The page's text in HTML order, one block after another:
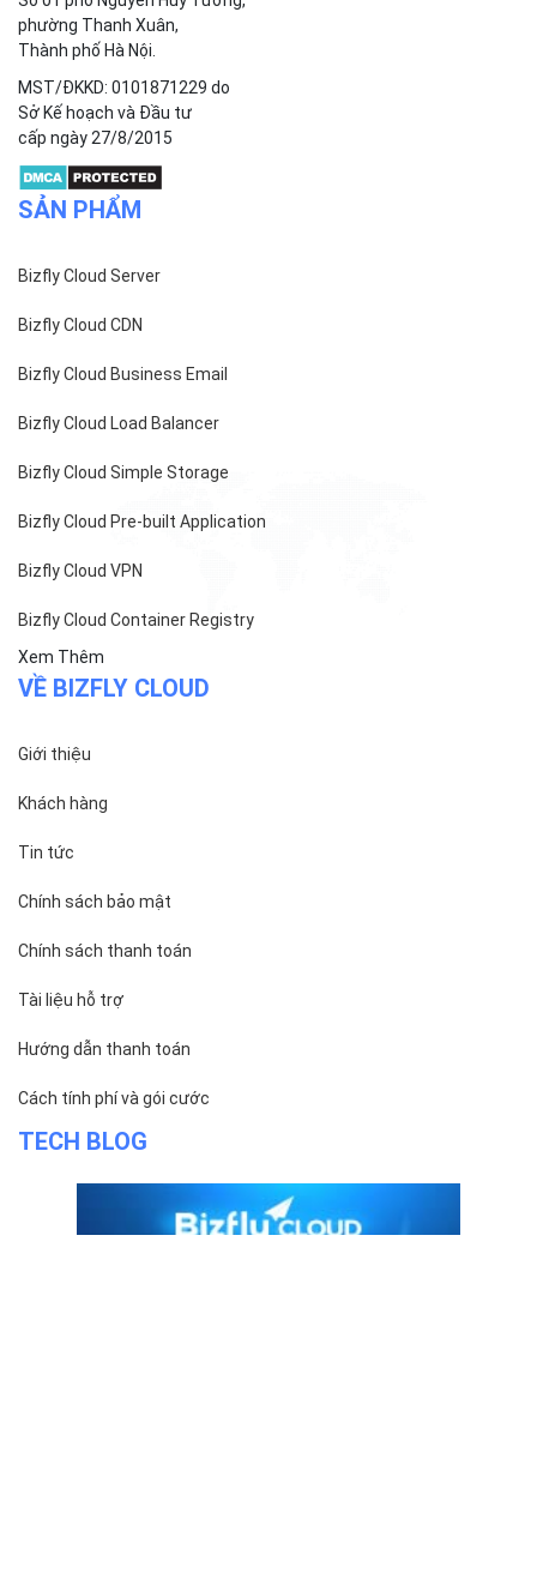
phường Thanh Xuân,
Thành phố Hà Nội.
MST/ĐKKD: 0101871229 do
Sở Kế hoạch và Đầu tư
cấp ngày 27/8/2015
SẢN PHẨM
Bizfly Cloud Server
Bizfly Cloud CDN
Bizfly Cloud Business Email
Bizfly Cloud Load Balancer
Bizfly Cloud Simple Storage
Bizfly Cloud Pre-built Application
Bizfly Cloud VPN
Bizfly Cloud Container Registry
Xem Thêm
VỀ BIZFLY CLOUD
Giới thiệu
Khách hàng
Tin tức
Chính sách bảo mật
Chính sách thanh toán
Tài liệu hỗ trợ
Hướng dẫn thanh toán
Cách tính phí và gói cước
TECH BLOG